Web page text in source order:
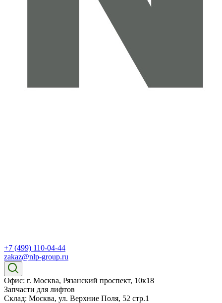
+7 (499) 110-04-44
zakaz@nlp-group.ru
Офис: г. Москва, Рязанский проспект, 10к18
Запчасти для лифтов
Склад: Москва, ул. Верхние Поля, 52 стр.1